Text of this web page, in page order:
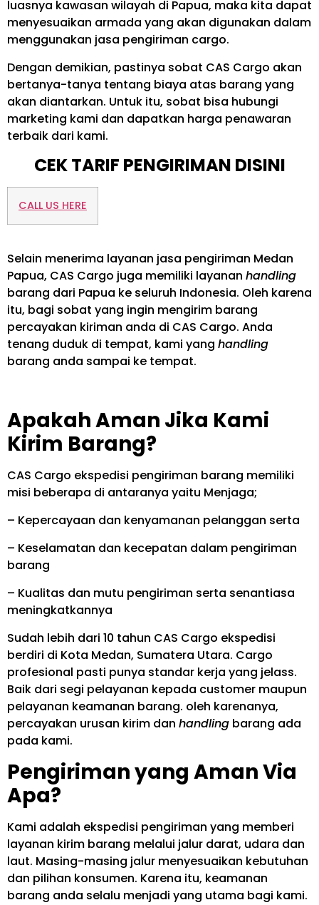
luasnya kawasan wilayah di Papua, maka kita dapat
menyesuaikan armada yang akan digunakan dalam
menggunakan jasa pengiriman cargo.
Dengan demikian, pastinya sobat CAS Cargo akan
bertanya-tanya tentang biaya atas barang yang
akan diantarkan. Untuk itu, sobat bisa hubungi
marketing kami dan dapatkan harga penawaran
terbaik dari kami.
CEK TARIF PENGIRIMAN DISINI
CALL US HERE
Selain menerima layanan jasa pengiriman Medan
Papua, CAS Cargo juga memiliki layanan handling
barang dari Papua ke seluruh Indonesia. Oleh karena
itu, bagi sobat yang ingin mengirim barang
percayakan kiriman anda di CAS Cargo. Anda
tenang duduk di tempat, kami yang handling
barang anda sampai ke tempat.
Apakah Aman Jika Kami
Kirim Barang?
CAS Cargo ekspedisi pengiriman barang memiliki
misi beberapa di antaranya yaitu Menjaga;
– Kepercayaan dan kenyamanan pelanggan serta
– Keselamatan dan kecepatan dalam pengiriman
barang
– Kualitas dan mutu pengiriman serta senantiasa
meningkatkannya
Sudah lebih dari 10 tahun CAS Cargo ekspedisi
berdiri di Kota Medan, Sumatera Utara. Cargo
profesional pasti punya standar kerja yang jelass.
Baik dari segi pelayanan kepada customer maupun
pelayanan keamanan barang. oleh karenanya,
percayakan urusan kirim dan handling barang ada
pada kami.
Pengiriman yang Aman Via
Apa?
Kami adalah ekspedisi pengiriman yang memberi
layanan kirim barang melalui jalur darat, udara dan
laut. Masing-masing jalur menyesuaikan kebutuhan
dan pilihan konsumen. Karena itu, keamanan
barang anda selalu menjadi yang utama bagi kami.